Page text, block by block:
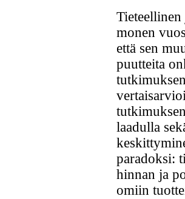
monen
että sen
puutteita
laadulla
paradoksi:
hinnan ja
omiin